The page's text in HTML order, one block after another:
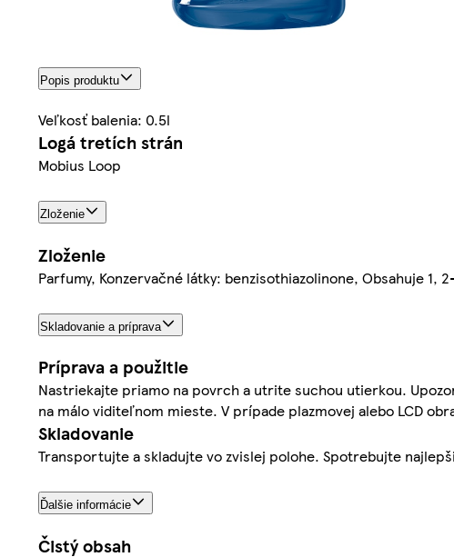
Popis produktu
Veľkosť balenia: 0.5l
Logá tretích strán
Mobius Loop
Zloženie
Zloženie
Parfumy, Konzervačné látky: benzisothiazolinone, Obsahuje 1,
Skladovanie a príprava
Príprava a použitie
Nastriekajte priamo na povrch a utrite suchou utierkou.
na málo viditeľnom mieste. V prípade plazmovej alebo LCD
Skladovanie
Transportujte a skladujte vo zvislej polohe. Spotrebujte
Ďalšie informácie
Čistý obsah